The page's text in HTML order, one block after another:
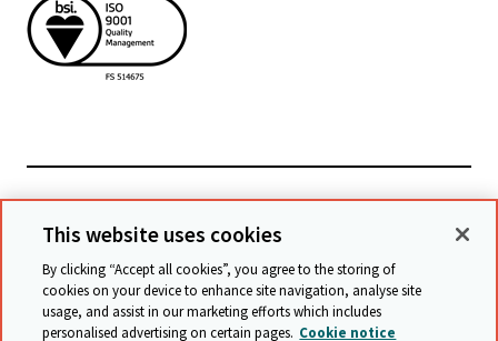
檢視相關網站
© Cambridge University Press & Assessment
This website uses cookies
By clicking “Accept all cookies”, you agree to the storing of
cookies on your device to enhance site navigation, analyse site
usage, and assist in our marketing efforts which includes
personalised advertising on certain pages. Cookie notice